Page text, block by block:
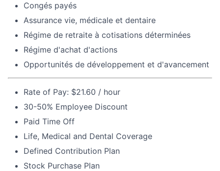
Congés payés
Assurance vie, médicale et dentaire
Régime de retraite à cotisations déterminées
Régime d'achat d'actions
Opportunités de développement et d'avancement
Rate of Pay: $21.60 / hour
30-50% Employee Discount
Paid Time Off
Life, Medical and Dental Coverage
Defined Contribution Plan
Stock Purchase Plan